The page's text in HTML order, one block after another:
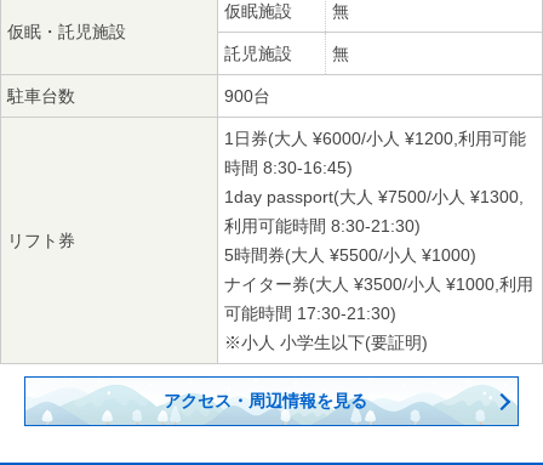
仮眠・託児施設
仮眠施設 無
託児施設 無
駐車台数 900台
リフト券
1日券(大人 ¥6000/小人 ¥1200,利用可能
時間 8:30-16:45)
1day passport(大人 ¥7500/小人 ¥1300,
利用可能時間 8:30-21:30)
5時間券(大人 ¥5500/小人 ¥1000)
ナイター券(大人 ¥3500/小人 ¥1000,利用
可能時間 17:30-21:30)
※小人 小学生以下(要証明)
アクセス・周辺情報を見る